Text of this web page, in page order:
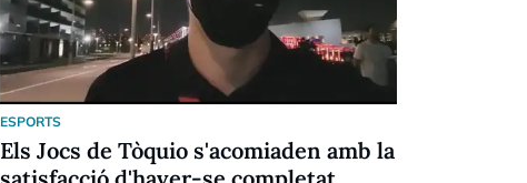
ESPORTS
Els Jocs de Tòquio s'acomiaden amb la